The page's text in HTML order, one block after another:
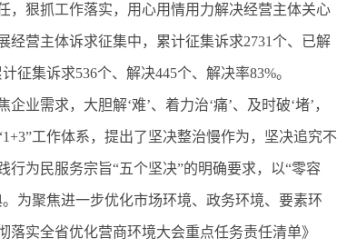
，狠抓工作落实，用心用情用力解决经营主体关心
营主体诉求征集中，累计征集诉求2731个、已解
征集诉求536个、解决445个、解决率83%。
需求，大胆解‘难’、着力治‘痛’、及时破‘堵’，
工作体系，提出了坚决整治慢作为，坚决追究不
为民服务宗旨“五个坚决”的明确要求，以“零容
为聚焦进一步优化市场环境、政务环境、要素环
实全省优化营商环境大会重点任务责任清单》